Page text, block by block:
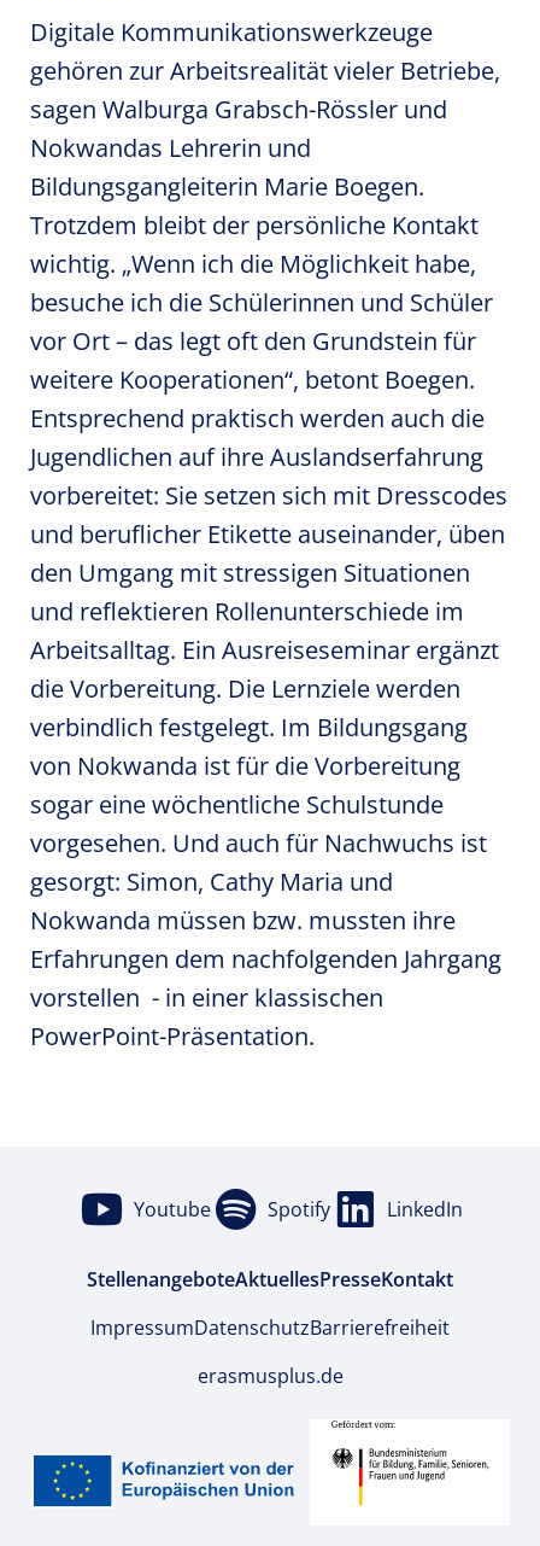
Digitale Kommunikationswerkzeuge
gehören zur Arbeitsrealität vieler Betriebe,
sagen Walburga Grabsch-Rössler und
Nokwandas Lehrerin und
Bildungsgangleiterin Marie Boegen.
Trotzdem bleibt der persönliche Kontakt
wichtig. „Wenn ich die Möglichkeit habe,
besuche ich die Schülerinnen und Schüler
vor Ort – das legt oft den Grundstein für
weitere Kooperationen“, betont Boegen.
Entsprechend praktisch werden auch die
Jugendlichen auf ihre Auslandserfahrung
vorbereitet: Sie setzen sich mit Dresscodes
und beruflicher Etikette auseinander, üben
den Umgang mit stressigen Situationen
und reflektieren Rollenunterschiede im
Arbeitsalltag. Ein Ausreiseseminar ergänzt
die Vorbereitung. Die Lernziele werden
verbindlich festgelegt. Im Bildungsgang
von Nokwanda ist für die Vorbereitung
sogar eine wöchentliche Schulstunde
vorgesehen. Und auch für Nachwuchs ist
gesorgt: Simon, Cathy Maria und
Nokwanda müssen bzw. mussten ihre
Erfahrungen dem nachfolgenden Jahrgang
vorstellen - in einer klassischen
PowerPoint-Präsentation.
Youtube Spotify LinkedIn
StellenangeboteAktuellesPresseKontakt
ImpressumDatenschutzBarrierefreiheit
erasmusplus.de